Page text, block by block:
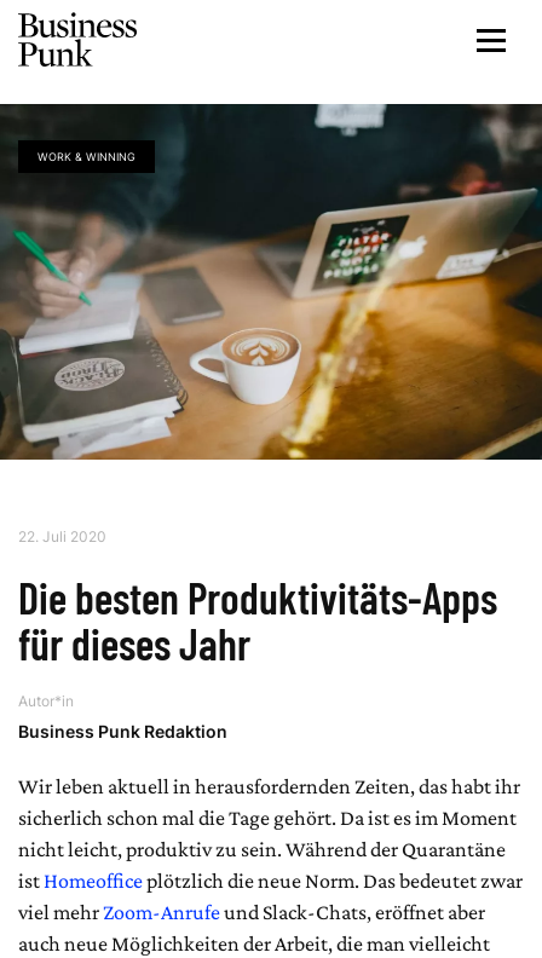
WORK & WINNING
22. Juli 2020
Die besten Produktivitäts-Apps
für dieses Jahr
Autor*in
Business Punk Redaktion
Wir leben aktuell in herausfordernden Zeiten, das habt ihr
sicherlich schon mal die Tage gehört. Da ist es im Moment
nicht leicht, produktiv zu sein. Während der Quarantäne
istHomeofficeplötzlich die neue Norm. Das bedeutet zwar
viel mehrZoom-Anrufeund Slack-Chats, eröffnet aber
auch neue Möglichkeiten der Arbeit, die man vielleicht